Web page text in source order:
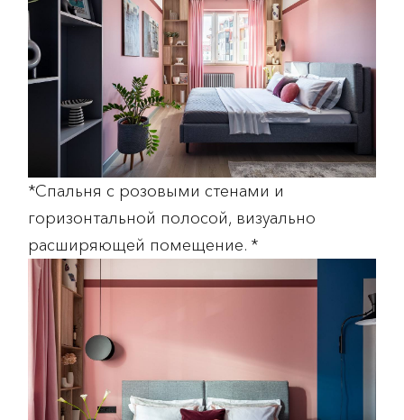
*Спальня с розовыми стенами и
горизонтальной полосой, визуально
расширяющей помещение. *